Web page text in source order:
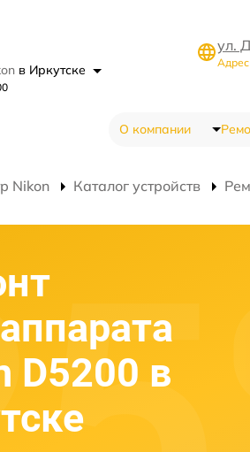
в Иркутске
ул.
Адрес
О компании
Nikon Каталог устройств
D5200 в